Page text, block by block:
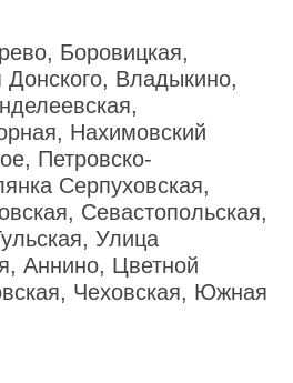
Боровицкая,
Владыкино,
Нахимовский
Петровско-
Серпуховская,
Севастопольская,
Улица
Аннино, Цветной
Чеховская, Южная